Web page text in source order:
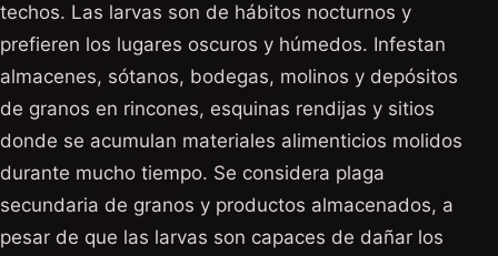
techos. Las larvas son de hábitos nocturnos y
prefieren los lugares oscuros y húmedos. Infestan
almacenes, sótanos, bodegas, molinos y depósitos
de granos en rincones, esquinas rendijas y sitios
donde se acumulan materiales alimenticios molidos
durante mucho tiempo. Se considera plaga
secundaria de granos y productos almacenados, a
pesar de que las larvas son capaces de dañar los